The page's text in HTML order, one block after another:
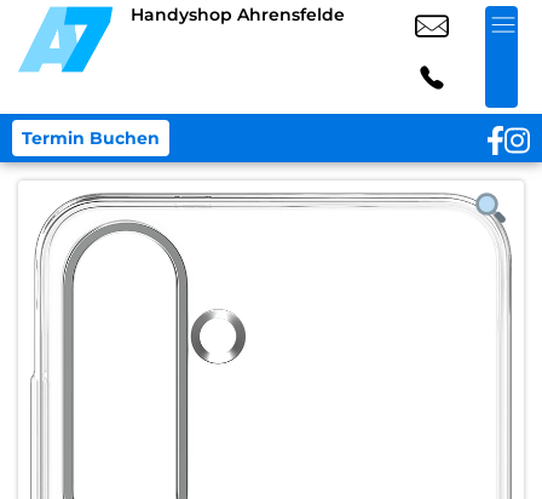
Handyshop Ahrensfelde
Termin Buchen